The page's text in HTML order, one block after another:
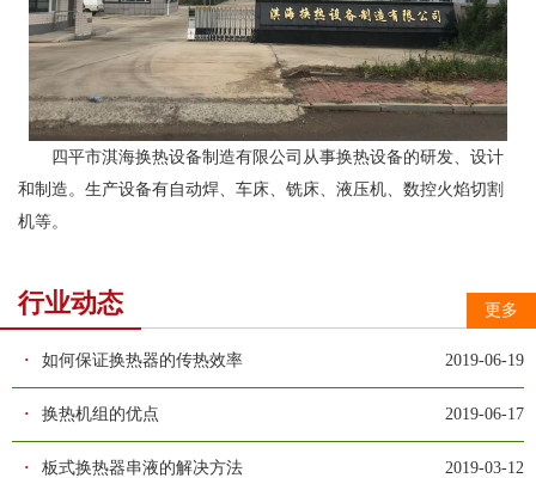
四平市淇海换热设备制造有限公司从事换热设备的研发、设计
和制造。生产设备有自动焊、车床、铣床、液压机、数控火焰切割
机等。
更多
行业动态
2019-06-19
· 如何保证换热器的传热效率
2019-06-17
· 换热机组的优点
2019-03-12
· 板式换热器串液的解决方法